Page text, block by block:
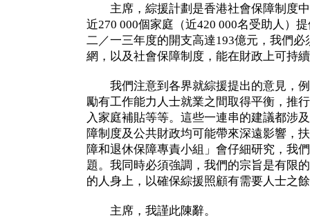
主席，綜援計劃是香港社會保障制度中
近270 000個家庭（近420 000名受助人）
二／一三年度的開支高達193億元，我們
網，以及社會保障制度，能在財政上可持
我們注意到各界就綜援提出的意見，例
勵有工作能力人士就業之間取得平衡，推
入家庭補貼等等。這些一連串的建議都涉
障制度及公共財政均可能帶來深遠影響，
障和退休保障專責小組」會仔細研究，我
題。我同時必須強調，我們的宗旨是有限
的人身上，以確保綜援照顧有需要人士之
主席，我謹此陳辭。